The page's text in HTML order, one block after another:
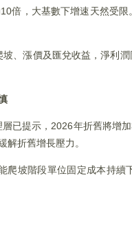
倍，大基數下增速天然受
、漲價及匯兌收益，淨利
已提示，2026年折舊將增
折舊增長壓力。
坡階段單位固定成本持